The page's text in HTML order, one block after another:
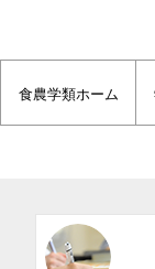
食農学類ホーム